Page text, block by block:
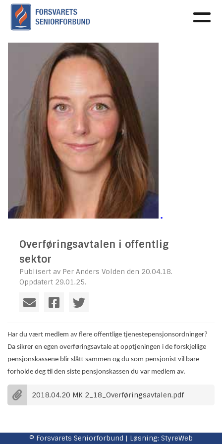
Overføringsavtalen i offentlig
sektor
Publisert av Per Anders Volden den 20.04.18.
Oppdatert 29.01.25.
Har du vært medlem av flere offentlige tjenestepensjonsordninger?
Da sikrer en egen overføringsavtale at opptjeningen i de forskjellige
pensjonskassene blir slått sammen og du som pensjonist vil bare
forholde deg til den siste pensjonskassen du var medlem av.
2018.04.20 MK 2_18_Overføringsavtalen.pdf
© Forsvarets Seniorforbund | Løsning: StyreWeb